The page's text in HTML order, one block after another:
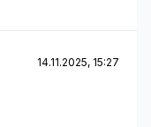
14.11.2025, 15:27